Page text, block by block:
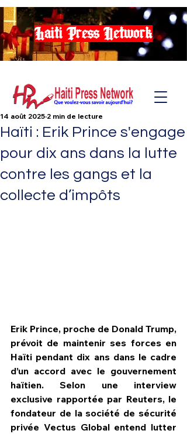
Haiti Press Network
Haïti : Erik Prince s'engage
pour dix ans dans la lutte
contre les gangs et la
collecte d’impôts
14 août 2025 2 min de lecture
Erik Prince, proche de Donald Trump,
prévoit de maintenir ses forces en
Haïti pendant dix ans dans le cadre
d’un accord avec le gouvernement
haïtien. Selon une interview
exclusive rapportée par Reuters, le
fondateur de la société de sécurité
privée Vectus Global entend lutter